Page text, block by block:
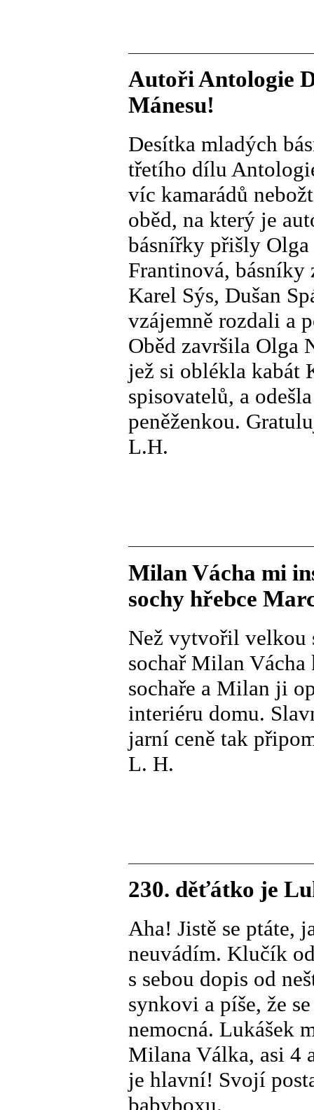
Autoři Antologie
Mánesu!
Desítka mladých
třetího dílu
víc kamarádů
oběd, na který je
básnířky přišly Olga
Frantinová, básníky
Karel Sýs, Dušan
vzájemně rozdali a
Oběd završila Olga
jež si oblékla kabát
spisovatelů, a
peněženkou.
L.H.
Milan Vácha mi
sochy hřebce
Než vytvořil velkou
sochař Milan
sochaře a Milan ji
interiéru domu.
jarní ceně tak
L. H.
230. děťátko je
Aha! Jistě se ptáte,
neuvádím. Klučík
s sebou dopis od
synkovi a píše, že
nemocná. Lukášek
Milana Válka, asi 4
je hlavní! Svojí
babyboxu.